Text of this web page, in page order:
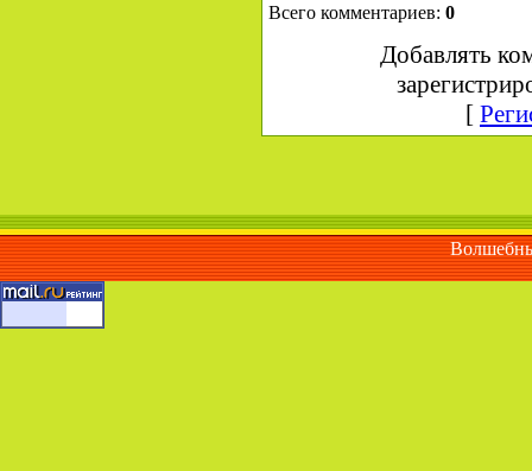
Всего комментариев: 0
Добавлять
[